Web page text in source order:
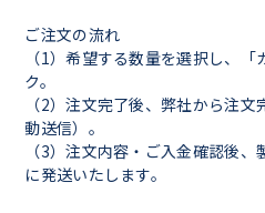
ご注文の流れ
（1）希望する数量を選択し、
ク。
（2）注文完了後、弊社から注
動送信）。
（3）注文内容・ご入金確認後
に発送いたします。